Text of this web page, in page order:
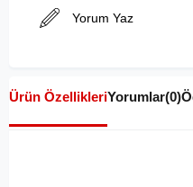
Yorum Yaz
Ürün ÖzellikleriYorumlar(0)